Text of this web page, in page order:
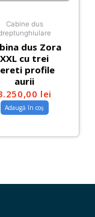
Cabine dus
dus Zora
XXL cu trei
profile
aurii
lei
Adaugă în coș